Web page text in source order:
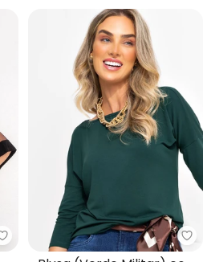
Quintess - Blusa (Preta) com